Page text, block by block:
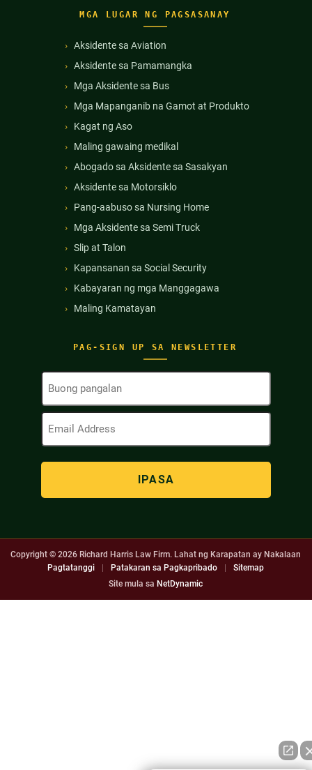
PAG-SIGN UP SA NEWSLETTER
Buong
(Kinakailangan)
Email
(Kinakailangan)
MGA LUGAR NG PAGSASANAY
Aksidente sa Aviation
Aksidente sa Pamamangka
Mga Aksidente sa Bus
Mga Mapanganib na Gamot at Produkto
Kagat ng Aso
Maling gawaing medikal
Abogado sa Aksidente sa Sasakyan
Aksidente sa Motorsiklo
Pang-aabuso sa Nursing Home
Mga Aksidente sa Semi Truck
Slip at Talon
Kapansanan sa Social Security
Kabayaran ng mga Manggagawa
Maling Kamatayan
Copyright © 2026 Richard Harris Law Firm. Lahat ng Karapatan ay Nakalaan
Pagtatanggi
Patakaran sa Pagkapribado
Sitemap
Site mula sa NetDynamic